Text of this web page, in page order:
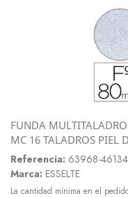
FUNDA
MC 16 TALADROS PIEL
Referencia: 63968-46134
Marca: ESSELTE
La cantidad mínima en el